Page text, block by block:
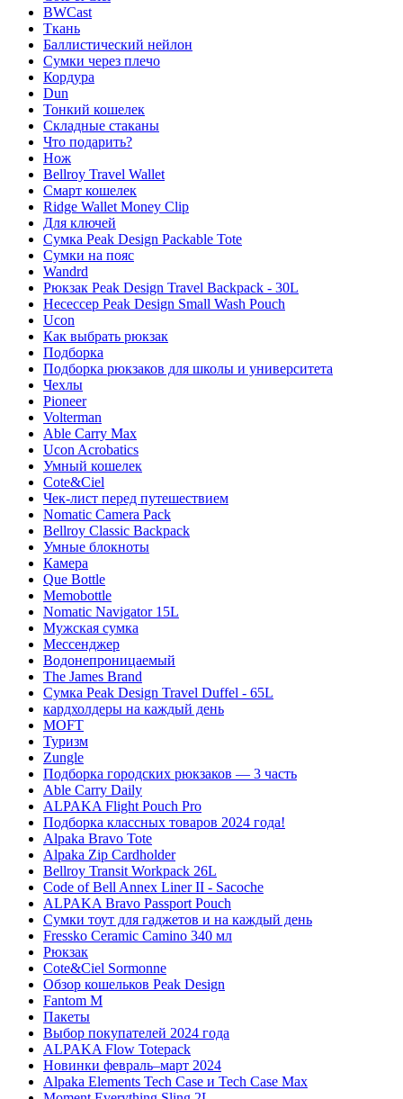
BWCast
Ткань
Баллистический нейлон
Сумки через плечо
Кордура
Dun
Тонкий кошелек
Складные стаканы
Что подарить?
Нож
Bellroy Travel Wallet
Смарт кошелек
Ridge Wallet Money Clip
Для ключей
Сумка Peak Design Packable Tote
Сумки на пояс
Wandrd
Рюкзак Peak Design Travel Backpack - 30L
Несессер Peak Design Small Wash Pouch
Ucon
Как выбрать рюкзак
Подборка
Подборка рюкзаков для школы и университета
Чехлы
Pioneer
Volterman
Able Carry Max
Ucon Acrobatics
Умный кошелек
Cote&Ciel
Чек-лист перед путешествием
Nomatic Camera Pack
Bellroy Classic Backpack
Умные блокноты
Камера
Que Bottle
Memobottle
Nomatic Navigator 15L
Мужская сумка
Мессенджер
Водонепроницаемый
The James Brand
Сумка Peak Design Travel Duffel - 65L
кардхолдеры на каждый день
MOFT
Туризм
Zungle
Подборка городских рюкзаков — 3 часть
Able Carry Daily
ALPAKA Flight Pouch Pro
Подборка классных товаров 2024 года!
Alpaka Bravo Tote
Alpaka Zip Cardholder
Bellroy Transit Workpack 26L
Code of Bell Annex Liner II - Sacoche
ALPAKA Bravo Passport Pouch
Сумки тоут для гаджетов и на каждый день
Fressko Ceramic Camino 340 мл
Рюкзак
Cote&Ciel Sormonne
Обзор кошельков Peak Design
Fantom M
Пакеты
Выбор покупателей 2024 года
ALPAKA Flow Totepack
Новинки февраль–март 2024
Alpaka Elements Tech Case и Tech Case Max